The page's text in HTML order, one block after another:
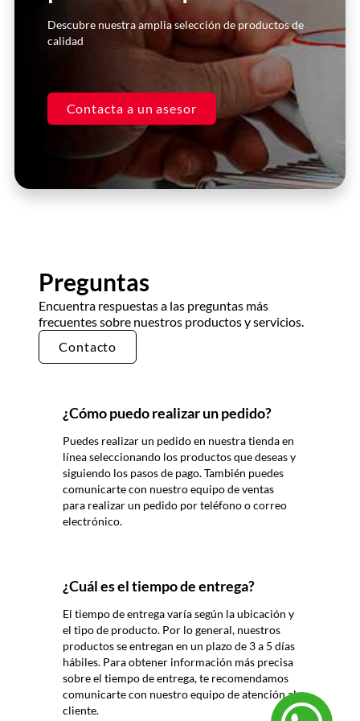
Descubre nuestra amplia selección de productos de
calidad
Contacta a un asesor
Preguntas
Encuentra respuestas a las preguntas más
frecuentes sobre nuestros productos y servicios.
Contacto
¿Cómo puedo realizar un pedido?
Puedes realizar un pedido en nuestra tienda en
línea seleccionando los productos que deseas y
siguiendo los pasos de pago. También puedes
comunicarte con nuestro equipo de ventas
para realizar un pedido por teléfono o correo
electrónico.
¿Cuál es el tiempo de entrega?
El tiempo de entrega varía según la ubicación y
el tipo de producto. Por lo general, nuestros
productos se entregan en un plazo de 3 a 5 días
hábiles. Para obtener información más precisa
sobre el tiempo de entrega, te recomendamos
comunicarte con nuestro equipo de atención al
cliente.